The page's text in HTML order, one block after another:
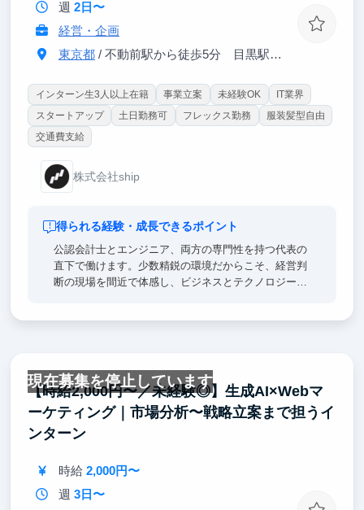
週 2日〜
経営・企画
東京都/ 不動前駅から徒歩5分 目黒駅徒歩10分
インターン生3人以上在籍 事業立案 未経験OK
IT業界
スタートアップ
土日勤務可 フレックス勤務
服装髪型自由
交通費支給
株式会社ship
得られる経験・成長できるポイント
公認会計士とエンジニア、両方の専門性を持つ代表の
直下で働けます。少数精鋭の環境だからこそ、経営判
断の現場を間近で体感し、ビジネスとテクノロジー双
現在募集を停止しています
【時給2,000円〜／未経験◎】生成AI×Webマ
ーケティング｜市場分析〜戦略立案まで担うイ
ンターン
時給 2,000円〜
週 3日〜